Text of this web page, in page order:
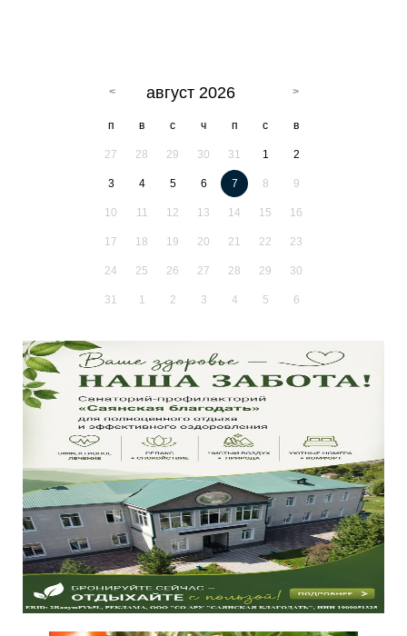
август 2026
п в с ч п с в
27 28 29 30 31 1 2
3 4 5 6 7 8 9
10 11 12 13 14 15 16
17 18 19 20 21 22 23
24 25 26 27 28 29 30
31 1 2 3 4 5 6